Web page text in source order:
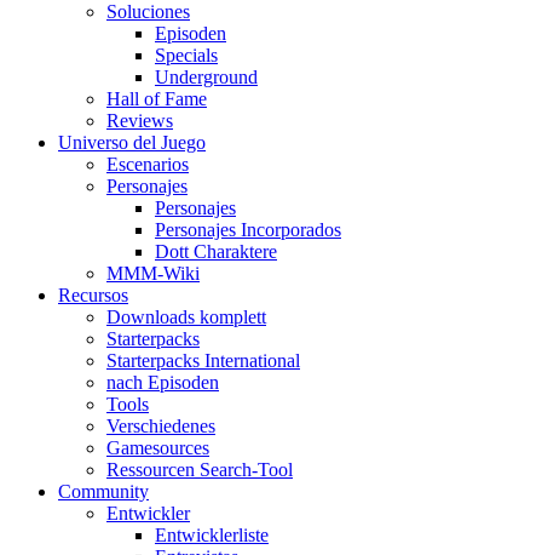
Soluciones
Episoden
Specials
Underground
Hall of Fame
Reviews
Universo del Juego
Escenarios
Personajes
Personajes
Personajes Incorporados
Dott Charaktere
MMM-Wiki
Recursos
Downloads komplett
Starterpacks
Starterpacks International
nach Episoden
Tools
Verschiedenes
Gamesources
Ressourcen Search-Tool
Community
Entwickler
Entwicklerliste